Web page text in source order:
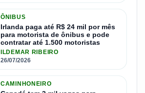
ÔNIBUS
Irlanda paga até R$ 24 mil por mês
para motorista de ônibus e pode
contratar até 1.500 motoristas
ILDEMAR RIBEIRO
26/07/2026
CAMINHONEIRO